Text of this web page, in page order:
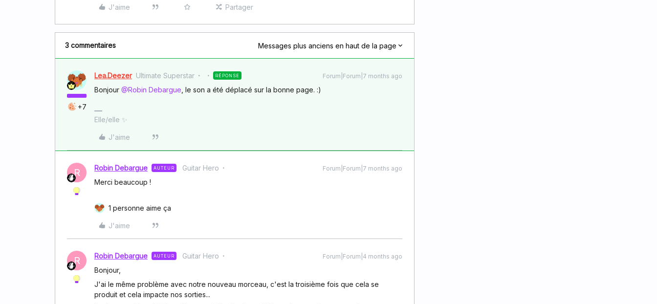
J'aime Partager
3 commentaires Messages plus anciens en haut de la page
+7
Lea.Deezer Ultimate Superstar RÉPONSE Forum|Forum|7 months ago
Bonjour ​ @Robin Debargue , le son a été déplacé sur la bonne page. :)
Elle/elle ✨
J'aime
R Robin Debargue AUTEUR Guitar Hero Forum|Forum|7 months ago
Merci beaucoup !
1 personne aime ça
J'aime
R Robin Debargue AUTEUR Guitar Hero Forum|Forum|4 months ago
Bonjour,
J'ai le même problème avec notre nouveau morceau, c'est la troisième fois que cela se
produit et cela impacte nos sorties...